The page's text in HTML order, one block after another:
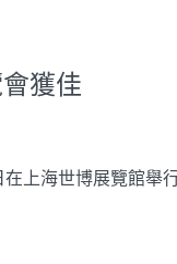
獲佳
上海世博展覽館